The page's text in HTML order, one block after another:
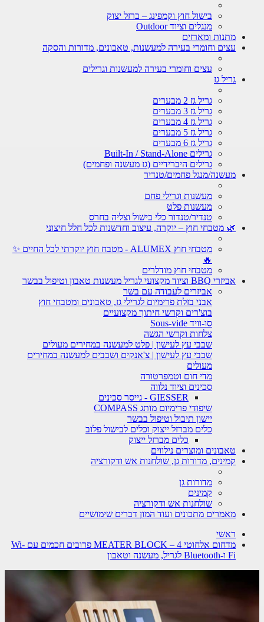
בישול חוץ וקמפינג – ברזל יצוק
מנגלים וציוד Outdoor
מתנות ומארזים
עצים וחומרי בעירה למעשנות, טאבונים, מדורות והסקה
עצים וחומרי בעירה למעשנות וגרילים
גריל גז
גריל גז 2 מבערים
גריל גז 3 מבערים
גריל גז 4 מבערים
גריל גז 5 מבערים
גריל גז 6 מבערים
גרילים Built-In / Stand-Alone
גרילים היברידיים (גז מעשנה ופחמים)
מעשנה/מנגל פחמים/טנדיר
מעשנות וגרילי פחם
מעשנות פלט
טנדיר/טנדור כלי בישול וצליה בחרס
🌿 מטבחי חוץ – יוקרה, עיצוב וחדשנות לכל חלל חיצוני
מטבחי חוץ ALUMEX - מטבח חוץ יוקרתי לכל החיים ✨
מטבחי חוץ מודלרים
אביזרי BBQ וציוד מקצועי לגריל מעשנות טאבון וטיפול בבשר
אביזרים לעבודה עם בשר
אבני בזלת פרימיום לגרילי גז, טאבונים ומטבחי חוץ
בוצ'רים וקרשי חיתוך מקצועיים
סו-וויד Sous-vide
צלחות וקרשי הגשה
שבבי עץ לעישון | פלט למעשנה במחירים מעולים
שבבי עץ לעישון | צ'אנקים ושבבים למעשנה במחירים
מעולים
מדי חום וטמפרטורה
סכינים וציוד נלווה
GIESSER - גייסר סכינים
שיפודי פרימיום מותג COMPASS
יישון תיבול וטיפול בבשר
כלים מברזל ייצוק וכלים לבישול פלוב
כלים מברזל ייצוק
טאבונים ומוצרים נילווים
קמינים, מדורות גן, שולחנות אש ודקורציה
מדורות גן
קמינים
שולחנות אש ודקורציה
מאמרים מתכונים ועוד המון דברים שימושיים
ראשי
מדחום אלחוטי MEATER BLOCK – 4 פרובים חכמים עם Wi-